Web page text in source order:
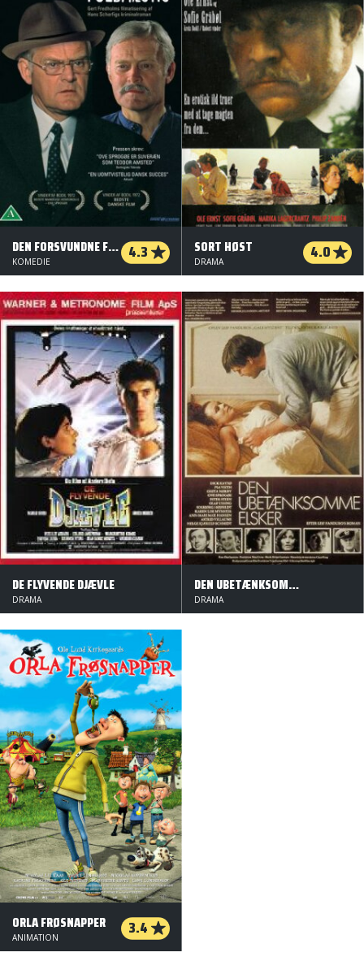
DEN FORSVUNDNE FULDMÆGTIG 4.3
KOMEDIE
SORT HØST 4.0
DRAMA
DE FLYVENDE DJÆVLE
DRAMA
DEN UBETÆNKSOMME ELSKER
DRAMA
ORLA FRØSNAPPER 3.4
ANIMATION